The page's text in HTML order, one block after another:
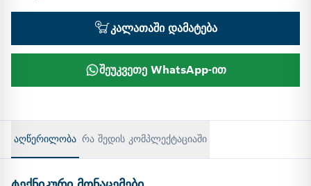
კალათაში დამატება
შეუკვეთე WhatsApp-ით
აღწერილობა რა შედის კომპლექტაციაში